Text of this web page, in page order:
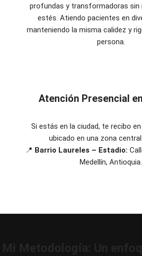
profundas y transformadoras sin
estés. Atiendo pacientes en
manteniendo la misma calidez y
persona.
Atención Presencial
Si estás en la ciudad, te recibo
ubicado en una zona
📍 Barrio Laureles – Estadio:
Medellín, Antioquia.